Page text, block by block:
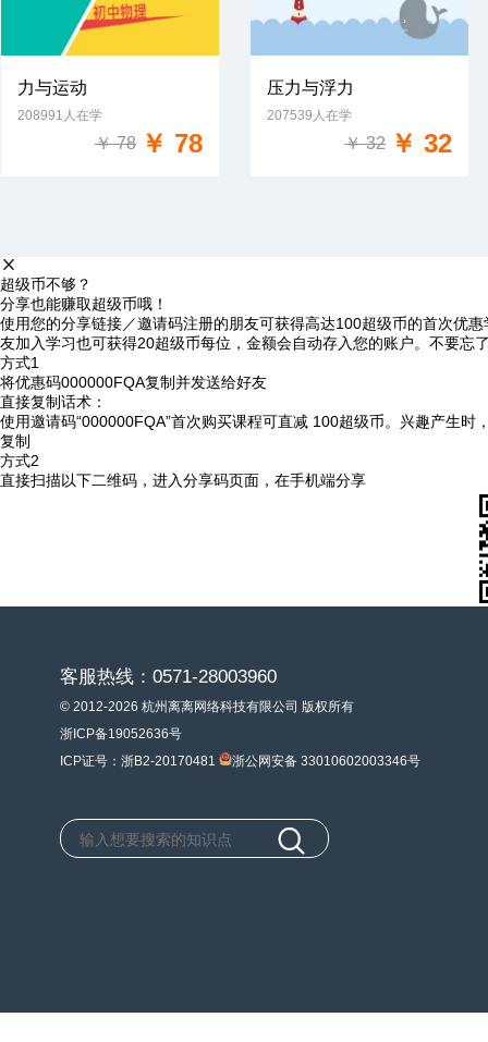
免费试学
力与运动
208991人在学
￥ 78 ￥ 78
免费试学
压力与浮力
207539人在学
￥ 32 ￥ 32
超级币不够？
分享也能赚取超级币哦！
使用您的分享链接／邀请码注册的朋友可获得高达100超级币的首次优
友加入学习也可获得20超级币每位，金额会自动存入您的账户。不要忘
方式1
将优惠码000000FQA复制并发送给好友
直接复制话术：
使用邀请码“000000FQA”首次购买课程可直减 100超级币。兴趣产生时
复制
方式2
直接扫描以下二维码，进入分享码页面，在手机端分享
客服热线：0571-28003960
© 2012-2026 杭州离离网络科技有限公司 版权所有
浙ICP备19052636号
ICP证号：浙B2-20170481
浙公网安备 33010602003346号